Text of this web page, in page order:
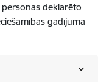
deklarēto
gadījumā